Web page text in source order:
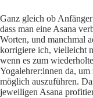
Ganz gleich ob
dass man eine Asana
Worten, und manchmal
korrigiere ich, vielleicht
wenn es zum
Yogalehrer:innen da,
möglich auszuführen.
jeweiligen Asana